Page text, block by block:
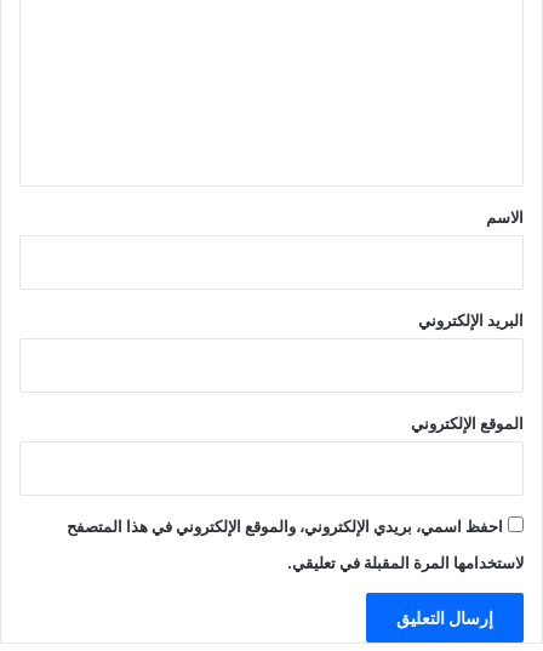
*
الاسم
البريد الإلكتروني
الموقع الإلكتروني
احفظ اسمي، بريدي الإلكتروني، والموقع الإلكتروني في هذا المتصفح
لاستخدامها المرة المقبلة في تعليقي.